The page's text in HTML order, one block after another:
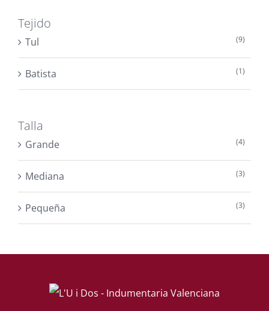
Tejido
Tul (9)
Batista (1)
Talla
Grande (4)
Mediana (3)
Pequeña (3)